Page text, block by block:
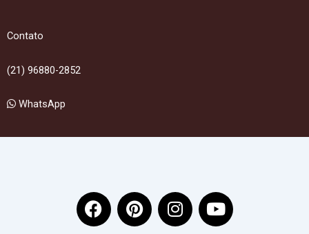
Contato
(21) 96880-2852
WhatsApp
F
a
P
i
I
n
Y
o